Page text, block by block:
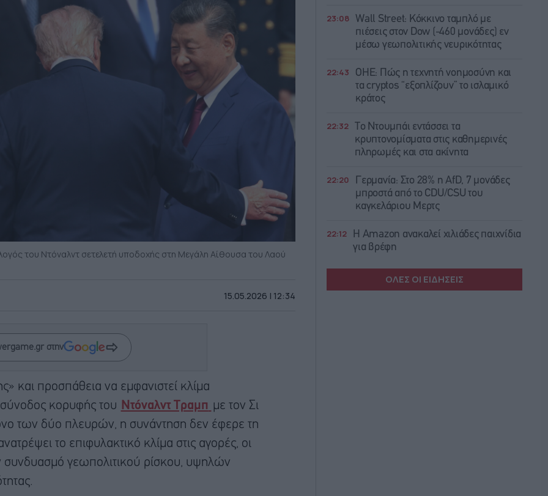
του Ντόναλντ σετελετή υποδοχής στη Μεγάλη Αίθουσα του Λαού
15.05.2026 | 12:34
στην
και προσπάθεια να εμφανιστεί κλίμα
κορυφής του
Ντόναλντ Τραμπ με τον Σι
των δύο πλευρών, η συνάντηση δεν έφερε τη
το επιφυλακτικό κλίμα στις αγορές, οι
γεωπολιτικού ρίσκου, υψηλών
23:08
Wall Street: Κόκκινο ταμπλό με
πιέσεις στον Dow (-460 μονάδες) εν
μέσω γεωπολιτικής νευρικότητας
22:43
ΟΗΕ: Πώς η τεχνητή νοημοσύνη και
τα cryptos “εξοπλίζουν” το ισλαμικό
κράτος
22:32
Το Ντουμπάι εντάσσει τα
κρυπτονομίσματα στις καθημερινές
πληρωμές και στα ακίνητα
22:20
Γερμανία: Στο 28% η AfD, 7 μονάδες
μπροστά από το CDU/CSU του
καγκελάριου Μερτς
22:12
Η Amazon ανακαλεί χιλιάδες παιχνίδια
για βρέφη
ΟΛΕΣ ΟΙ ΕΙΔΗΣΕΙΣ